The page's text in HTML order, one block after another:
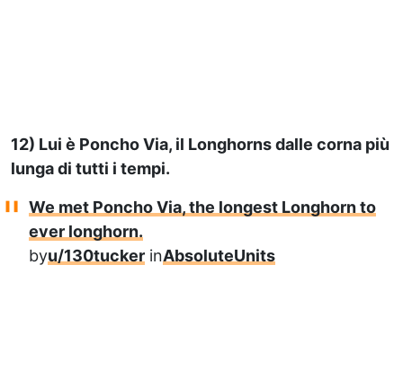
12) Lui è Poncho Via, il Longhorns dalle corna più
lunga di tutti i tempi.
We met Poncho Via, the longest Longhorn to
ever longhorn.
byu/130tucker inAbsoluteUnits